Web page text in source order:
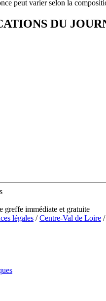
peut varier selon la
DU
greffe immédiate et gratuite
légales /Centre-Val de Loire /